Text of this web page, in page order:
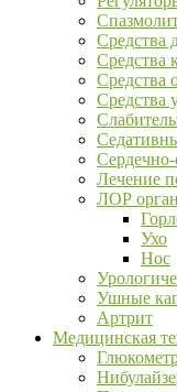
Средства
Средства
Средства
Средства
Лечение
ЛОР
Ухо
Нос
Ушные
Артрит
Медицинская